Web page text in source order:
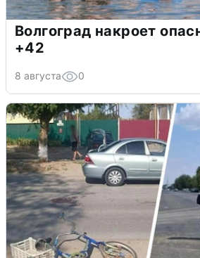
Волгоград накроет
+42
8 августа 0